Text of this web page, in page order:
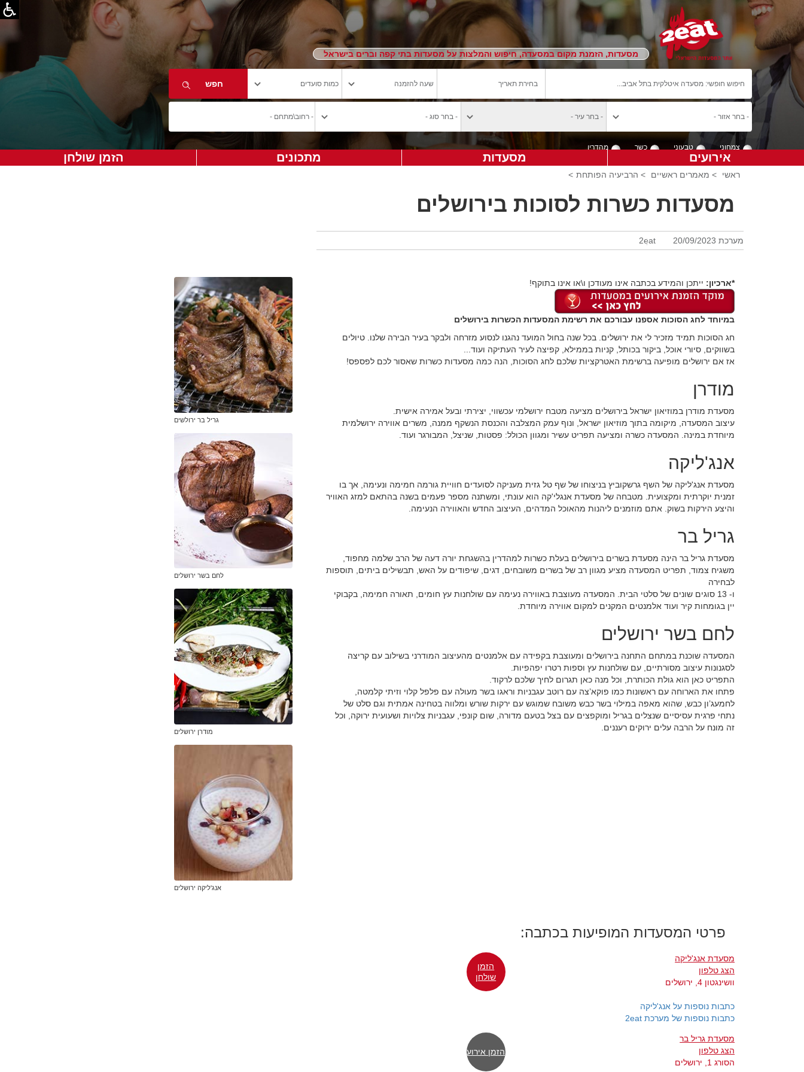
מסעדות, הזמנת מקום במסעדה, חיפוש והמלצות על מסעדות בתי קפה וברים בישראל
צמחוני טבעוני כשר מהדרין
אירועים מסעדות מתכונים הזמן שולחן
ראשי > מאמרים ראשיים > הרביעיה הפותחת >
מסעדות כשרות לסוכות בירושלים
מערכת 2eat 20/09/2023
*ארכיון: ייתכן והמידע בכתבה אינו מעודכן ו\או אינו בתוקף!
במיוחד לחג הסוכות אספנו עבורכם את רשימת המסעדות הכשרות בירושלים
חג הסוכות תמיד מזכיר לי את ירושלים. בכל שנה בחול המועד נהגנו לנסוע מזרחה ולבקר בעיר הבירה שלנו. טיולים
בשווקים, סיורי אוכל, ביקור בכותל, קניות בממילא, קפיצה לעיר העתיקה ועוד...
אז אם ירושלים מופיעה ברשימת האטרקציות שלכם לחג הסוכות, הנה כמה מסעדות כשרות שאסור לכם לפספס!
מודרן
מסעדת מודרן במוזיאון ישראל בירושלים מציעה מטבח ירושלמי עכשווי, יצירתי ובעל אמירה אישית.
עיצוב המסעדה, מיקומה בתוך מוזיאון ישראל, ונוף עמק המצלבה והכנסת הנשקף ממנה, משרים אווירה ירושלמית
מיוחדת במינה. המסעדה כשרה ומציעה תפריט עשיר ומגוון הכולל: פסטות, שניצל, המבורגר ועוד.
אנג'ליקה
מסעדת אנג'ליקה של השף גרשקוביץ בניצוחו של שף טל גזית מעניקה לסועדים חוויית גורמה חמימה ונעימה, אך בו
זמנית יוקרתית ומקצועית. מטבחה של מסעדת אנגלי'קה הוא עונתי, ומשתנה מספר פעמים בשנה בהתאם למזג האוויר
והיצע הירקות בשוק. אתם מוזמנים ליהנות מהאוכל המדהים, העיצוב החדש והאווירה הנעימה.
גריל בר
מסעדת גריל בר הינה מסעדת בשרים בירושלים בעלת כשרות למהדרין בהשגחת יורה דעה של הרב שלמה מחפוד,
משגיח צמוד, תפריט המסעדה מציע מגוון רב של בשרים משובחים, דגים, שיפודים על האש, תבשילים ביתים, תוספות
לבחירה
ו- 13 סוגים שונים של סלטי הבית. המסעדה מעוצבת באווירה נעימה עם שולחנות עץ חומים, תאורה חמימה, בקבוקי
יין בגומחות קיר ועוד אלמנטים המקנים למקום אווירה מיוחדת.
לחם בשר ירושלים
המסעדה שוכנת במתחם התחנה בירושלים ומעוצבת בקפידה עם אלמנטים מהעיצוב המודרני בשילוב עם קריצה
לסגנונות עיצוב מסורתיים, עם שולחנות עץ וספות רטרו יפהפיות.
התפריט כאן הוא גולת הכותרת, וכל מנה כאן תגרום לחיך שלכם לרקוד.
פתחו את הארוחה עם ראשונות כמו פוקא’צה עם רוטב עגבניות וראגו בשר מעולה עם פלפל קלוי וזיתי קלמטה,
לחמעג’ון כבש, שהוא מאפה במילוי בשר כבש משובח שמוגש עם ירקות שורש ומלווה בטחינה אמתית וגם סלט של
נתחי פרגית עסיסיים שנצלים בגריל ומוקפצים עם בצל בטעם מדורה, שום קונפי, עגבניות צלויות ושעועית ירוקה, וכל
זה מונח על הרבה עלים ירוקים רעננים.
גריל בר ירולשים
לחם בשר ירושלים
מודרן ירושלים
אנג'ליקה ירושלים
פרטי המסעדות המופיעות בכתבה:
מסעדת אנג'ליקה
הצג טלפון
וושינגטון 4, ירושלים
הזמן
שולחן
כתבות נוספות על אנג'ליקה
כתבות נוספות של מערכת 2eat
מסעדת גריל בר
הצג טלפון
הסורג 1, ירושלים
הזמן אירוע